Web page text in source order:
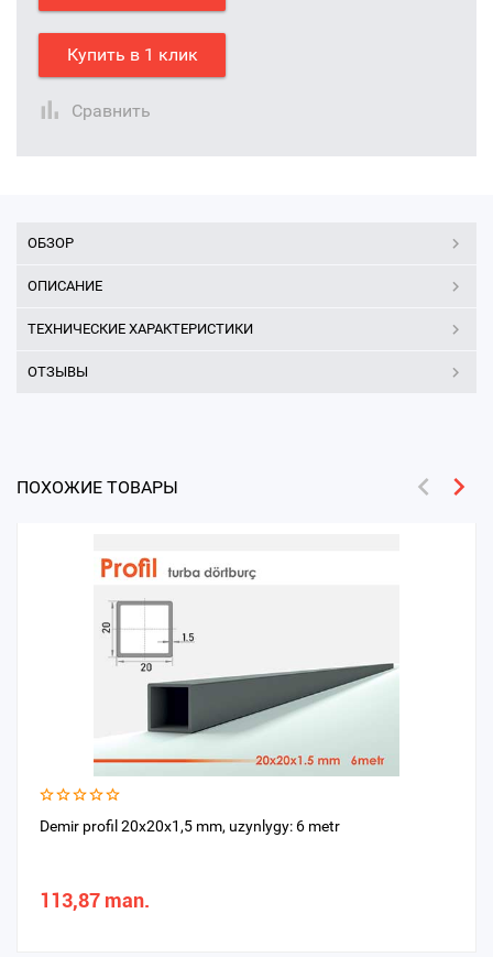
Купить в 1 клик
Сравнить
ОБЗОР
ОПИСАНИЕ
ТЕХНИЧЕСКИЕ ХАРАКТЕРИСТИКИ
ОТЗЫВЫ
ПОХОЖИЕ ТОВАРЫ
Demir profil 20x20x1,5 mm, uzynlygy: 6 metr
113,87 man.